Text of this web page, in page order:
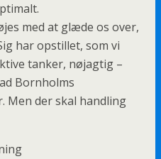
med at glæde os over,
har opstillet, som vi
tanker, nøjagtig –
Bornholms
Men der skal handling